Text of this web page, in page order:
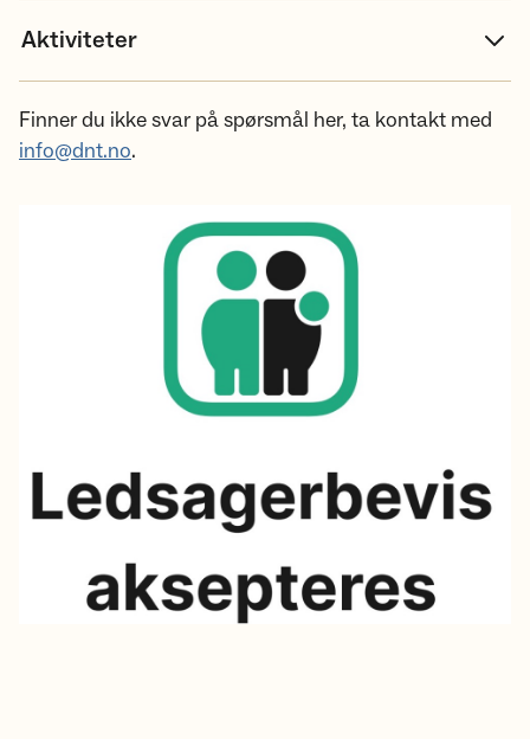
Aktiviteter
Finner du ikke svar på spørsmål her, ta kontakt med
info@dnt.no.